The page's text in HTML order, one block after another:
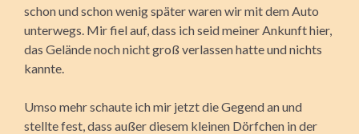
schon und schon wenig später waren wir mit dem Auto
unterwegs. Mir fiel auf, dass ich seid meiner Ankunft hier,
das Gelände noch nicht groß verlassen hatte und nichts
kannte.
Umso mehr schaute ich mir jetzt die Gegend an und
stellte fest, dass außer diesem kleinen Dörfchen in der